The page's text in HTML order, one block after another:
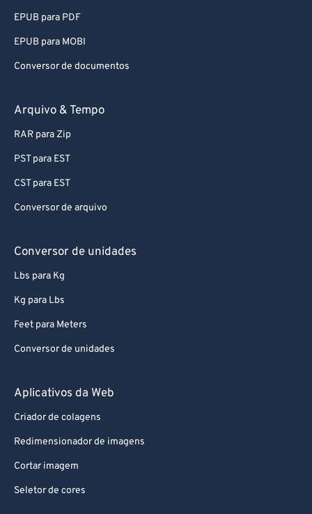
EPUB para PDF
EPUB para MOBI
Conversor de documentos
Arquivo & Tempo
RAR para Zip
PST para EST
CST para EST
Conversor de arquivo
Conversor de unidades
Lbs para Kg
Kg para Lbs
Feet para Meters
Conversor de unidades
Aplicativos da Web
Criador de colagens
Redimensionador de imagens
Cortar imagem
Seletor de cores